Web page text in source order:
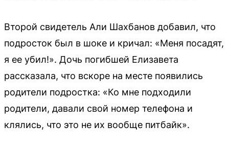
Второй свидетель Али Шахбанов добавил, что
подросток был в шоке и кричал: «Меня посадят,
я ее убил!». Дочь погибшей Елизавета
рассказала, что вскоре на месте появились
родители подростка: «Ко мне подходили
родители, давали свой номер телефона и
клялись, что это не их вообще питбайк».